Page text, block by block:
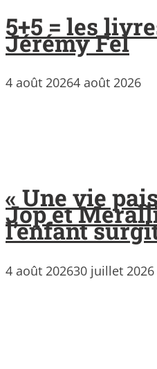
5+5 = les
Jérémy Fel
4 août 20264 août 2026
« Une vie
Jop et
l’enfant
4 août 202630 juillet 2026